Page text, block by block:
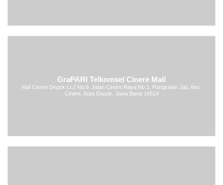
GraPARI Telkomsel Cinere Mall
Mal Cinere Depok Lt.2 No.9, Jalan Cinere Raya No.1, Pangkalan Jati, Kec.
Cinere, Kota Depok, Jawa Barat 16514